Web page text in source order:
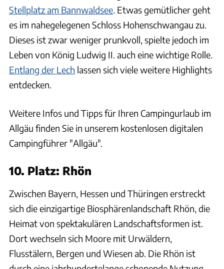
Stellplatz am Bannwaldsee. Etwas gemütlicher geht
es im nahegelegenen Schloss Hohenschwangau zu.
Dieses ist zwar weniger prunkvoll, spielte jedoch im
Leben von König Ludwig II. auch eine wichtige Rolle.
Entlang der Lech lassen sich viele weitere Highlights
entdecken.
Weitere Infos und Tipps für Ihren Campingurlaub im
Allgäu finden Sie in unserem kostenlosen digitalen
Campingführer "Allgäu".
10. Platz: Rhön
Zwischen Bayern, Hessen und Thüringen erstreckt
sich die einzigartige Biosphärenlandschaft Rhön, die
Heimat von spektakulären Landschaftsformen ist.
Dort wechseln sich Moore mit Urwäldern,
Flusstälern, Bergen und Wiesen ab. Die Rhön ist